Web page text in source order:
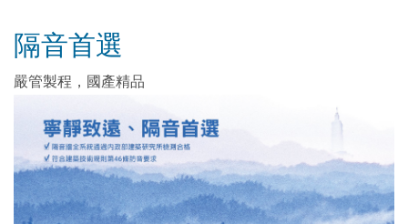
隔音首選
嚴管製程，國產精品